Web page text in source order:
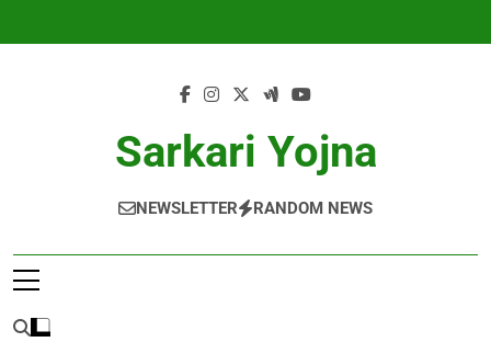
Sarkari Yojna
NEWSLETTER RANDOM NEWS